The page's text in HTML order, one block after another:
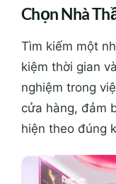
Chọn Nhà
Tìm kiếm một
kiệm thời gian
nghiệm trong
cửa hàng, đảm
hiện theo đúng